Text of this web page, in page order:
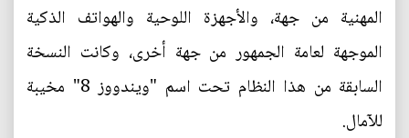
المهنية من جهة، والأجهزة اللوحية والهواتف الذكية
الموجهة لعامة الجمهور من جهة أخرى، وكانت النسخة
السابقة من هذا النظام تحت اسم "ويندووز 8" مخيبة
للآمال.